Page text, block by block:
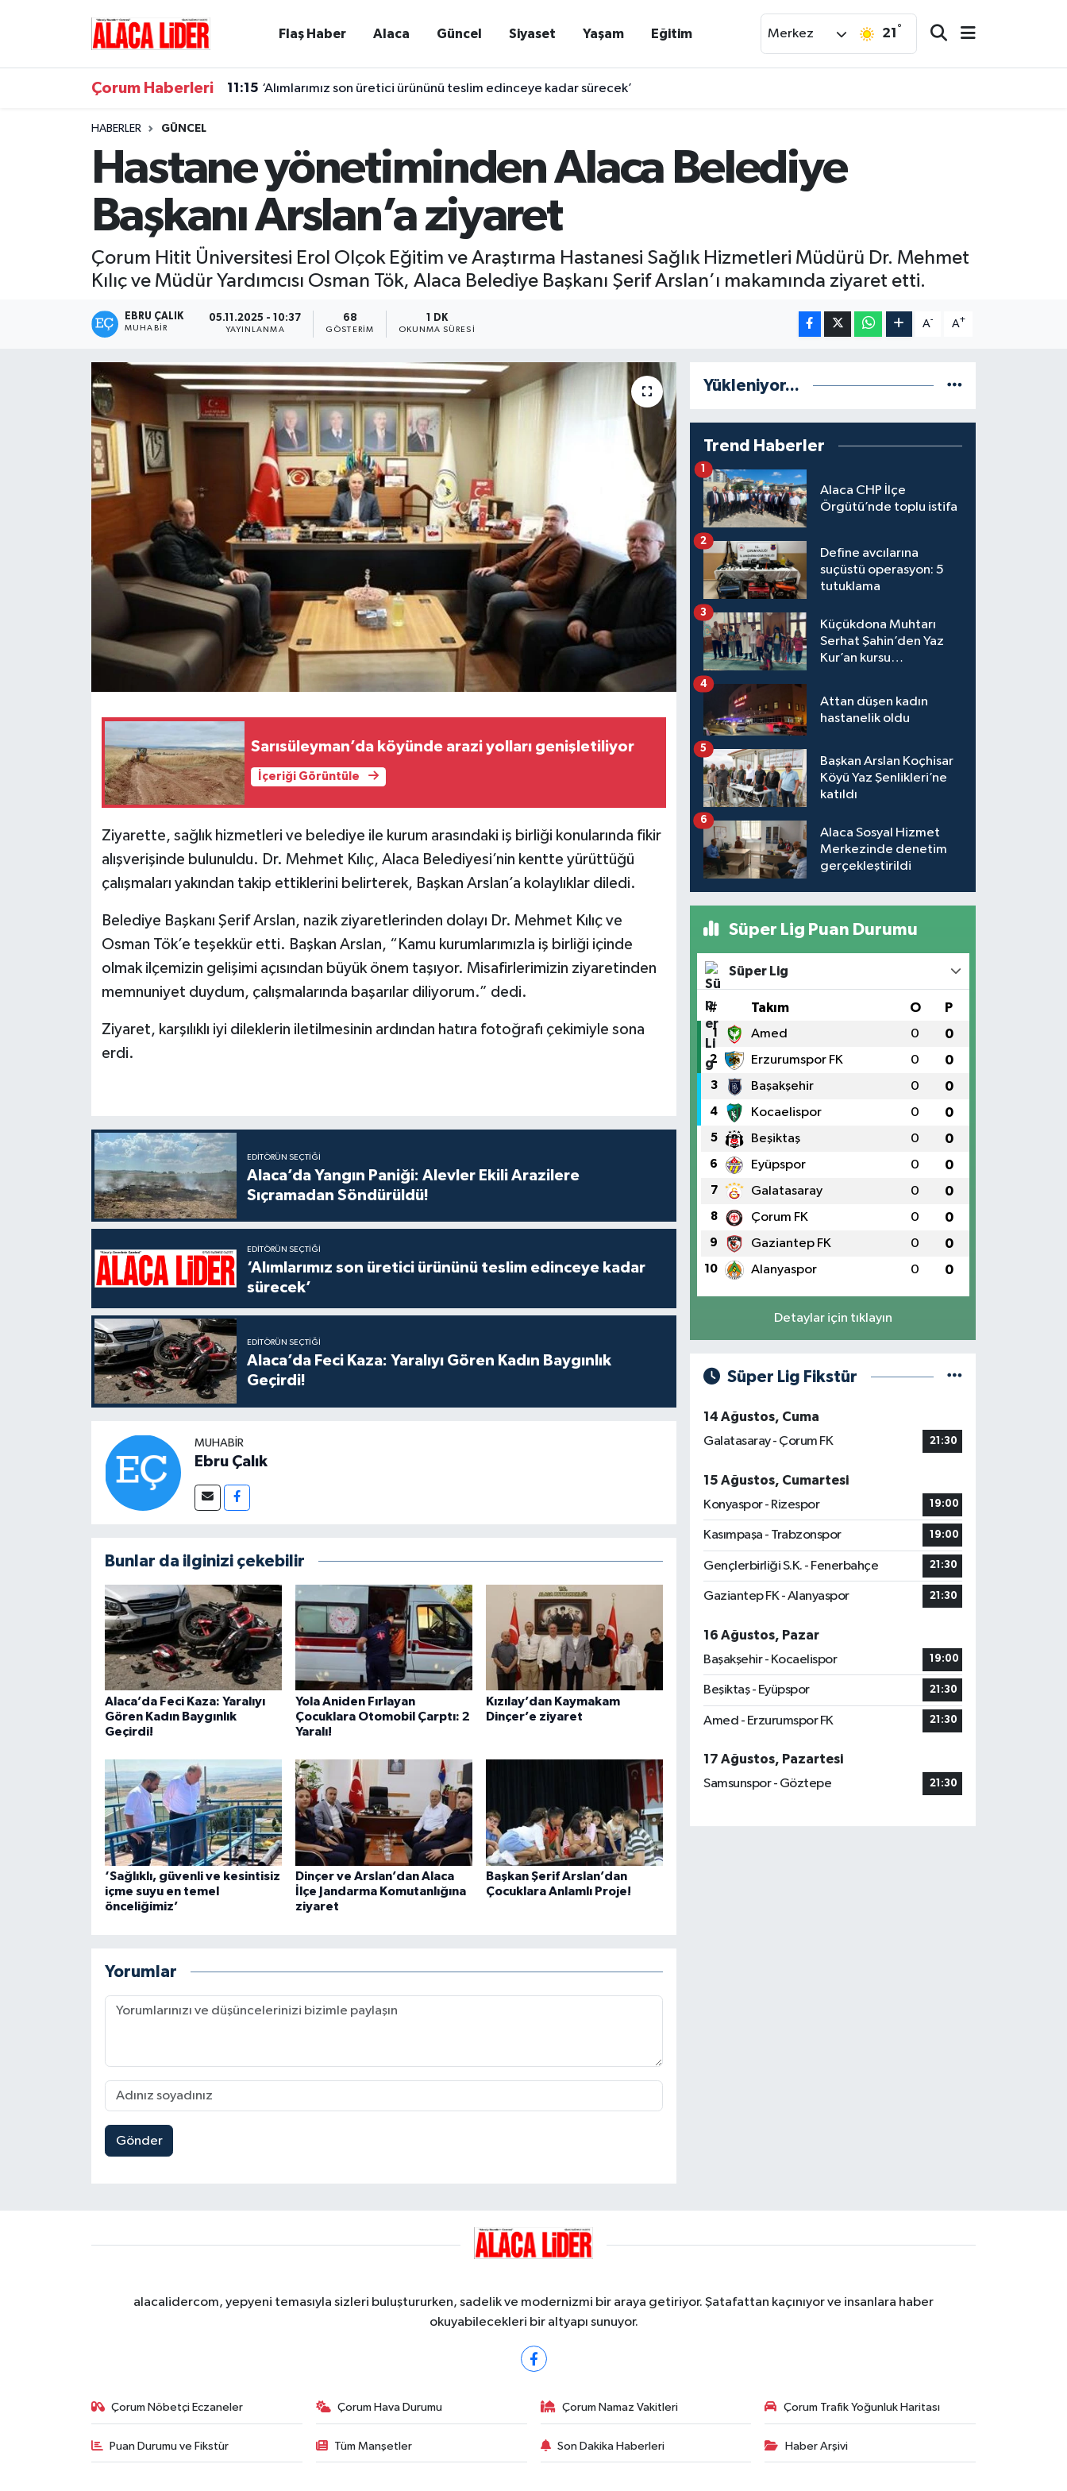
Flaş Haber Alaca Güncel Siyaset Yaşam Eğitim Merkez 21 °
Çorum Haberleri 11:15 ‘Alımlarımız son üretici ürününü teslim edinceye kadar sürecek’
HABERLER GÜNCEL
Hastane yönetiminden Alaca Belediye
Başkanı Arslan’a ziyaret
Çorum Hitit Üniversitesi Erol Olçok Eğitim ve Araştırma Hastanesi Sağlık Hizmetleri Müdürü Dr. Mehmet
Kılıç ve Müdür Yardımcısı Osman Tök, Alaca Belediye Başkanı Şerif Arslan’ı makamında ziyaret etti.
EBRU ÇALIK
MUHABIR
05.11.2025 - 10:37
YAYINLANMA
68
GÖSTERIM
1 DK
OKUNMA SÜRESI
A- A+
Sarısüleyman’da köyünde arazi yolları genişletiliyor
İçeriği Görüntüle
Ziyarette, sağlık hizmetleri ve belediye ile kurum arasındaki iş birliği konularında fikir
alışverişinde bulunuldu. Dr. Mehmet Kılıç, Alaca Belediyesi’nin kentte yürüttüğü
çalışmaları yakından takip ettiklerini belirterek, Başkan Arslan’a kolaylıklar diledi.
Belediye Başkanı Şerif Arslan, nazik ziyaretlerinden dolayı Dr. Mehmet Kılıç ve
Osman Tök’e teşekkür etti. Başkan Arslan, “Kamu kurumlarımızla iş birliği içinde
olmak ilçemizin gelişimi açısından büyük önem taşıyor. Misafirlerimizin ziyaretinden
memnuniyet duydum, çalışmalarında başarılar diliyorum.” dedi.
Ziyaret, karşılıklı iyi dileklerin iletilmesinin ardından hatıra fotoğrafı çekimiyle sona
erdi.
EDITÖRÜN SEÇTIĞI
Alaca’da Yangın Paniği: Alevler Ekili Arazilere
Sıçramadan Söndürüldü!
EDITÖRÜN SEÇTIĞI
‘Alımlarımız son üretici ürününü teslim edinceye kadar
sürecek’
EDITÖRÜN SEÇTIĞI
Alaca’da Feci Kaza: Yaralıyı Gören Kadın Baygınlık
Geçirdi!
MUHABIR
Ebru Çalık
Bunlar da ilginizi çekebilir
Alaca’da Feci Kaza: Yaralıyı
Gören Kadın Baygınlık
Geçirdi!
Yola Aniden Fırlayan
Çocuklara Otomobil Çarptı: 2
Yaralı!
Kızılay’dan Kaymakam
Dinçer’e ziyaret
‘Sağlıklı, güvenli ve kesintisiz
içme suyu en temel
önceliğimiz’
Dinçer ve Arslan’dan Alaca
İlçe Jandarma Komutanlığına
ziyaret
Başkan Şerif Arslan’dan
Çocuklara Anlamlı Proje!
Yorumlar
Gönder
Yükleniyor...
Trend Haberler
Alaca CHP İlçe
Örgütü’nde toplu istifa
1
Define avcılarına
suçüstü operasyon: 5
tutuklama
2
Küçükdona Muhtarı
Serhat Şahin’den Yaz
Kur’an kursu
3
Attan düşen kadın
hastanelik oldu
4
Başkan Arslan Koçhisar
Köyü Yaz Şenlikleri’ne
katıldı
5
Alaca Sosyal Hizmet
Merkezinde denetim
gerçekleştirildi
6
Süper Lig Puan Durumu
Süper Lig
# Takım O P
1 Amed 0 0
2 Erzurumspor FK 0 0
3 Başakşehir 0 0
4 Kocaelispor 0 0
5 Beşiktaş 0 0
6 Eyüpspor 0 0
7 Galatasaray 0 0
8 Çorum FK 0 0
9 Gaziantep FK 0 0
10 Alanyaspor 0 0
Detaylar için tıklayın
Süper Lig Fikstür
14 Ağustos, Cuma
Galatasaray - Çorum FK
21:30
15 Ağustos, Cumartesi
Konyaspor - Rizespor
19:00
Kasımpaşa - Trabzonspor 19:00
Gençlerbirliği S.K. - Fenerbahçe 21:30
Gaziantep FK - Alanyaspor 21:30
16 Ağustos, Pazar
Başakşehir - Kocaelispor
19:00
Beşiktaş - Eyüpspor 21:30
Amed - Erzurumspor FK 21:30
17 Ağustos, Pazartesi
Samsunspor - Göztepe
21:30
alacalidercom, yepyeni temasıyla sizleri buluştururken, sadelik ve modernizmi bir araya getiriyor. Şatafattan kaçınıyor ve insanlara haber
okuyabilecekleri bir altyapı sunuyor.
Çorum Nöbetçi Eczaneler Çorum Hava Durumu Çorum Namaz Vakitleri Çorum Trafik Yoğunluk Haritası
Puan Durumu ve Fikstür Tüm Manşetler Son Dakika Haberleri Haber Arşivi
Çorum Trafik Yoğunluk Haritası
Süper Lig Puan Durumu ve Fikstür
Tüm Manşetler